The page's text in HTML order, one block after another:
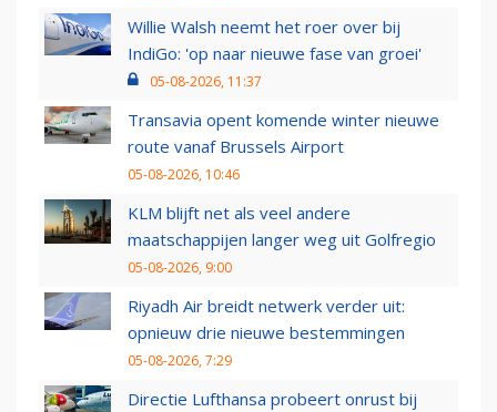
Willie Walsh neemt het roer over bij
IndiGo: 'op naar nieuwe fase van groei'
05-08-2026, 11:37
Transavia opent komende winter nieuwe
route vanaf Brussels Airport
05-08-2026, 10:46
KLM blijft net als veel andere
maatschappijen langer weg uit Golfregio
05-08-2026, 9:00
Riyadh Air breidt netwerk verder uit:
opnieuw drie nieuwe bestemmingen
05-08-2026, 7:29
Directie Lufthansa probeert onrust bij